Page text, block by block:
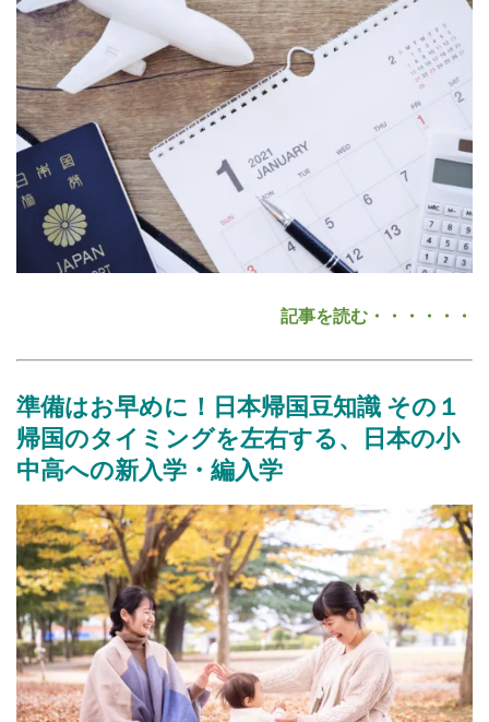
記事を読む・・・・・・
準備はお早めに！日本帰国豆知識 その１
帰国のタイミングを左右する、日本の小
中高への新入学・編入学